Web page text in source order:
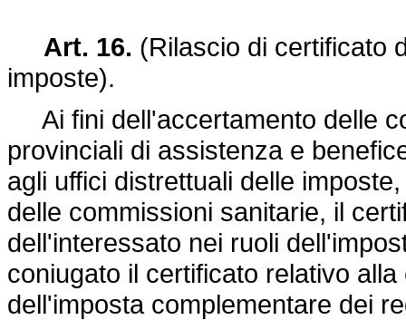
Art. 16. (Rilascio di certificato
imposte).
Ai fini dell'accertamento delle
provinciali di assistenza e
agli uffici distrettuali delle
delle commissioni sanitarie, il
dell'interessato nei ruoli
coniugato il certificato relativo
dell'imposta complementare dei